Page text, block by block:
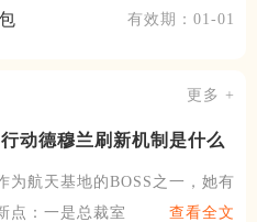
有效期：01-01
更多 +
动德穆兰刷新机制是什么
为航天基地的BOSS之一，她有
点：一是总裁室
查看全文